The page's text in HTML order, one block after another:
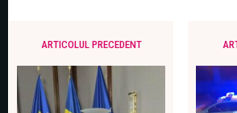
ARTICOLUL PRECEDENT